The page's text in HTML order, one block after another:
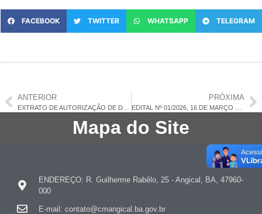
FACEBOOK TWITTER WHATSAPP TELEGRAM
ANTERIOR PRÓXIMA
Mapa do Site
ENDEREÇO: R. Guilherme Rabêlo, 25 - Angical, BA, 47960-
000
E-mail: contato@cmangical.ba.gov.br